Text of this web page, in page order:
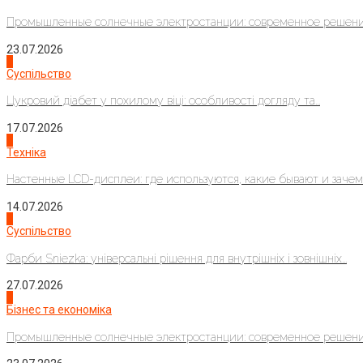
Промышленные солнечные электростанции: современное
23.07.2026
Суспільство
Цукровий діабет у похилому віці: особливості догляду та...
17.07.2026
Техніка
Настенные LCD-дисплеи: где используются, какие бывают и
14.07.2026
Суспільство
Фарби Sniezka: універсальні рішення для внутрішніх і зовнішніх...
27.07.2026
Бізнес та економіка
Промышленные солнечные электростанции: современное